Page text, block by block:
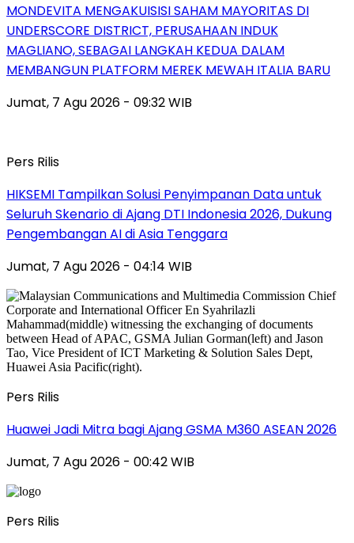
MONDEVITA MENGAKUISISI SAHAM MAYORITAS DI
UNDERSCORE DISTRICT, PERUSAHAAN INDUK
MAGLIANO, SEBAGAI LANGKAH KEDUA DALAM
MEMBANGUN PLATFORM MEREK MEWAH ITALIA BARU
Jumat, 7 Agu 2026 - 09:32 WIB
Pers Rilis
HIKSEMI Tampilkan Solusi Penyimpanan Data untuk
Seluruh Skenario di Ajang DTI Indonesia 2026, Dukung
Pengembangan AI di Asia Tenggara
Jumat, 7 Agu 2026 - 04:14 WIB
Pers Rilis
Huawei Jadi Mitra bagi Ajang GSMA M360 ASEAN 2026
Jumat, 7 Agu 2026 - 00:42 WIB
Pers Rilis